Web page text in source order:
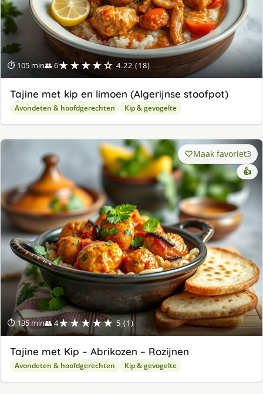
⏱ 105 min👥 6★★★★☆ 4.22 (18)
Tajine met kip en limoen (Algerijnse stoofpot)
Avondeten & hoofdgerechten Kip & gevogelte
⏱ 135 min👥 4★★★★★ 5 (1)
Maak favoriet3
👍
Tajine met Kip – Abrikozen – Rozijnen
Avondeten & hoofdgerechten Kip & gevogelte